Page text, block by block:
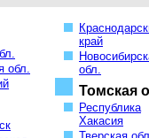
обл.
край
обл.
Томская
Республика
Хакасия